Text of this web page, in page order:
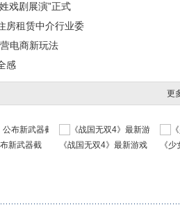
戏剧展演”正式
房租赁中介行业委
电商新玩法
感
更
布新武器截 《战国无双4》最新游戏 《